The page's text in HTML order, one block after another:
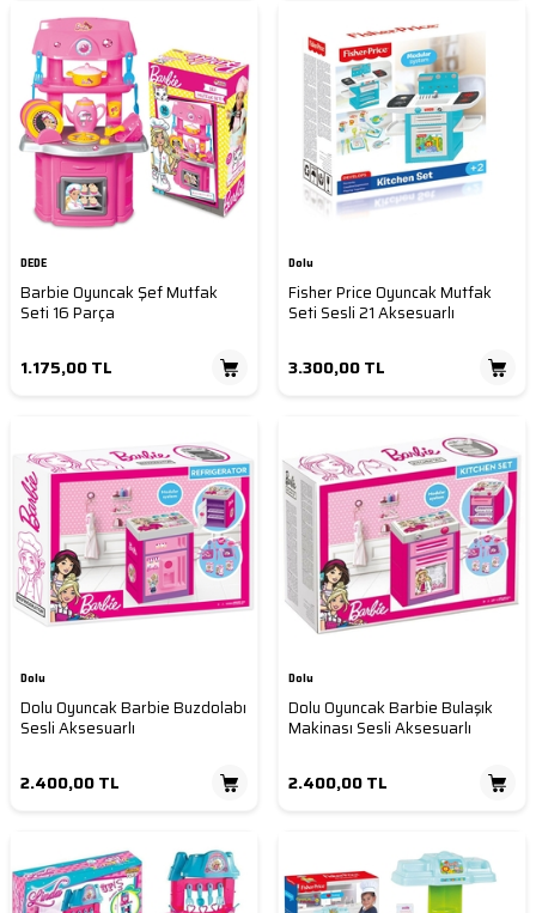
DEDE
Barbie Oyuncak Şef Mutfak
Seti 16 Parça
1.175,00TL
Dolu
Fisher Price Oyuncak Mutfak
Seti Sesli 21 Aksesuarlı
3.300,00TL
Dolu
Dolu Oyuncak Barbie Buzdolabı
Sesli Aksesuarlı
2.400,00TL
Dolu
Dolu Oyuncak Barbie Bulaşık
Makinası Sesli Aksesuarlı
2.400,00TL